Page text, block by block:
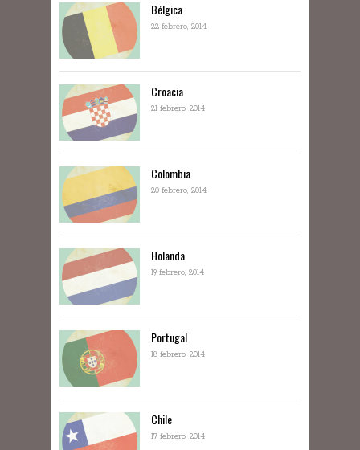
Bélgica
22 febrero, 2014
Croacia
21 febrero, 2014
Colombia
20 febrero, 2014
Holanda
19 febrero, 2014
Portugal
18 febrero, 2014
Chile
17 febrero, 2014